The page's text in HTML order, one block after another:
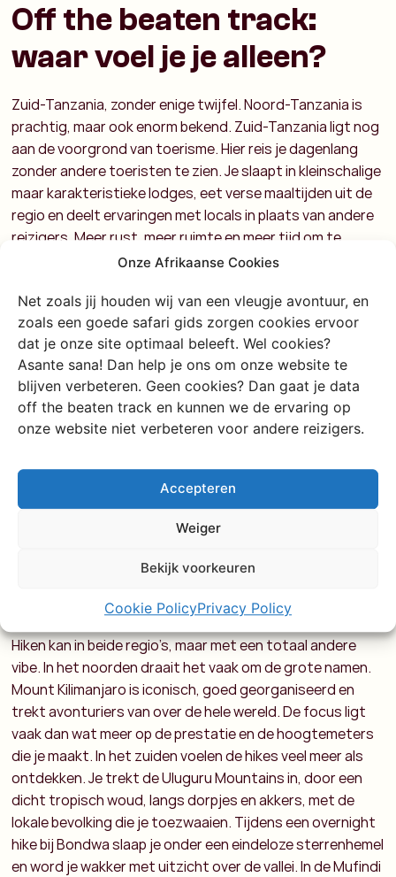
Onze Afrikaanse Cookies
Net zoals jij houden wij van een vleugje avontuur, en
zoals een goede safari gids zorgen cookies ervoor
dat je onze site optimaal beleeft. Wel cookies?
Asante sana! Dan help je ons om onze website te
blijven verbeteren. Geen cookies? Dan gaat je data
off the beaten track en kunnen we de ervaring op
onze website niet verbeteren voor andere reizigers.
Accepteren
Weiger
Bekijk voorkeuren
Cookie PolicyPrivacy Policy
Off the beaten track:
waar voel je je alleen?
Zuid-Tanzania, zonder enige twijfel. Noord-Tanzania is
prachtig, maar ook enorm bekend. Zuid-Tanzania ligt nog
aan de voorgrond van toerisme. Hier reis je dagenlang
zonder andere toeristen te zien. Je slaapt in kleinschalige
maar karakteristieke lodges, eet verse maaltijden uit de
regio en deelt ervaringen met locals in plaats van andere
reizigers. Meer rust, meer ruimte en meer tijd om te
voelen waar je bent.
Actief en avontuur
Hiken kan in beide regio’s, maar met een totaal andere
vibe. In het noorden draait het vaak om de grote namen.
Mount Kilimanjaro is iconisch, goed georganiseerd en
trekt avonturiers van over de hele wereld. De focus ligt
vaak dan wat meer op de prestatie en de hoogtemeters
die je maakt. In het zuiden voelen de hikes veel meer als
ontdekken. Je trekt de Uluguru Mountains in, door een
dicht tropisch woud, langs dorpjes en akkers, met de
lokale bevolking die je toezwaaien. Tijdens een overnight
hike bij Bondwa slaap je onder een eindeloze sterrenhemel
en word je wakker met uitzicht over de vallei. In de Mufindi